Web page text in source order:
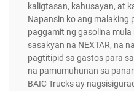
kaligtasan, kahusayan, at
Napansin ko ang malaking
paggamit ng gasolina
sasakyan na NEXTAR, na
pagtitipid sa gastos para
na pamumuhunan sa
BAIC Trucks ay